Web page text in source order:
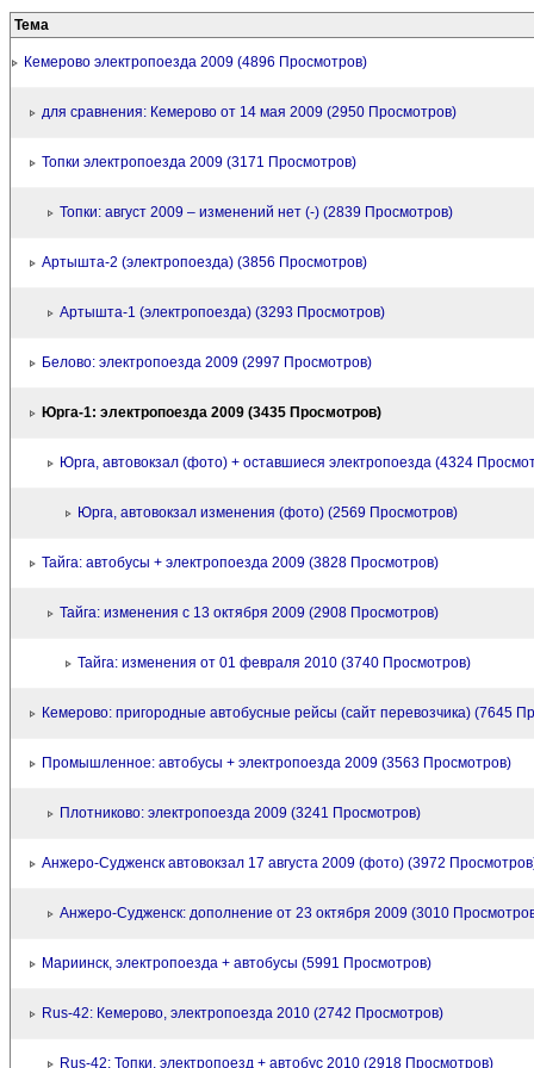
Тема
Кемерово электропоезда 2009 (4896 Просмотров)
для сравнения: Кемерово от 14 мая 2009 (2950 Просмотров)
Топки электропоезда 2009 (3171 Просмотров)
Топки: август 2009 – изменений нет (-) (2839 Просмотров)
Артышта-2 (электропоезда) (3856 Просмотров)
Артышта-1 (электропоезда) (3293 Просмотров)
Белово: электропоезда 2009 (2997 Просмотров)
Юрга-1: электропоезда 2009 (3435 Просмотров)
Юрга, автовокзал (фото) + оставшиеся электропоезда (4324
Юрга, автовокзал изменения (фото) (2569 Просмотров)
Тайга: автобусы + электропоезда 2009 (3828 Просмотров)
Тайга: изменения с 13 октября 2009 (2908 Просмотров)
Тайга: изменения от 01 февраля 2010 (3740 Просмотров)
Кемерово: пригородные автобусные рейсы (сайт перевозчика) (7645
Промышленное: автобусы + электропоезда 2009 (3563 Просмотров)
Плотниково: электропоезда 2009 (3241 Просмотров)
Анжеро-Судженск автовокзал 17 августа 2009 (фото) (3972
Анжеро-Судженск: дополнение от 23 октября 2009 (3010
Мариинск, электропоезда + автобусы (5991 Просмотров)
Rus-42: Кемерово, электропоезда 2010 (2742 Просмотров)
Rus-42: Топки, электропоезд + автобус 2010 (2918 Просмотров)